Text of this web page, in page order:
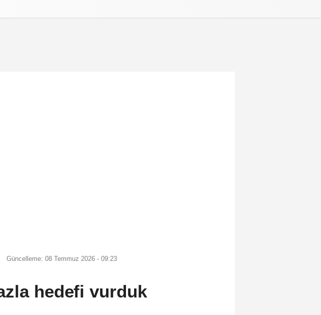
Güncelleme: 08 Temmuz 2026 - 09:23
hedefi vurduk